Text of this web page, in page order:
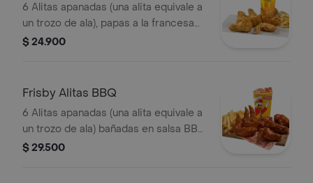
6 Alitas apanadas (una alita equivale a
un trozo de ala), papas a la francesa
mediana (60 g) y gaseosa (325 ml)
$ 24.900
Frisby Alitas BBQ
6 Alitas apanadas (una alita equivale a
un trozo de ala) bañadas en salsa BBQ
ligeramente picante , papas a la
$ 29.500